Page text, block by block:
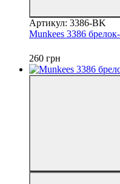
Артикул: 3386-BK
Munkees 3386
260 грн